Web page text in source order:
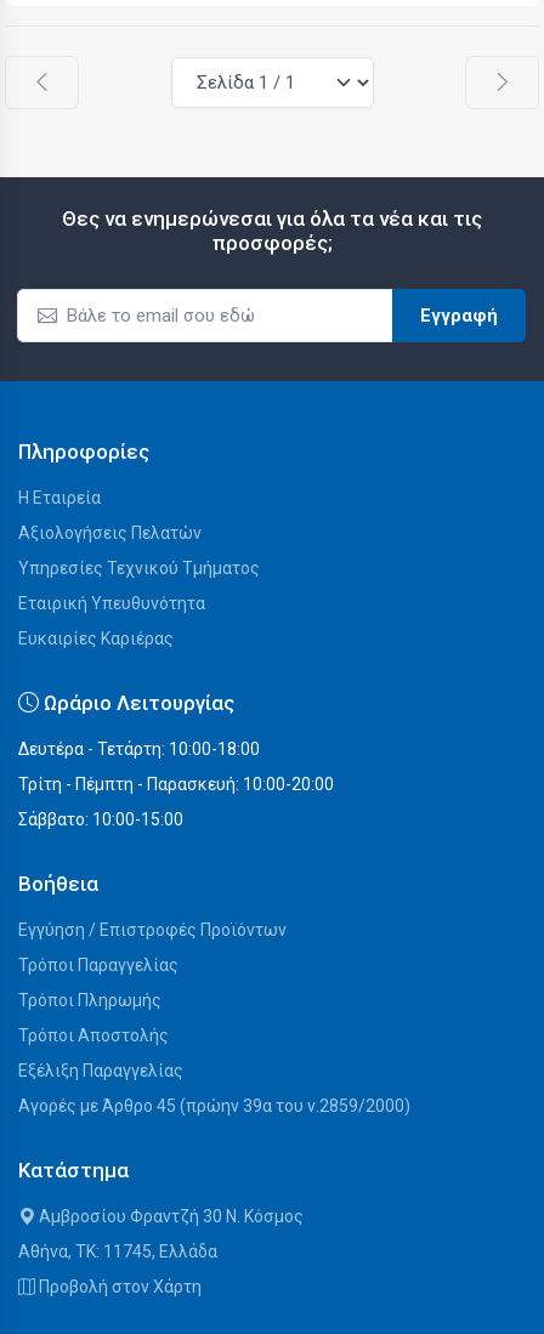
Θες να ενημερώνεσαι για όλα τα νέα και τις
προσφορές;
Εγγραφή
Πληροφορίες
Η Εταιρεία
Αξιολογήσεις Πελατών
Υπηρεσίες Τεχνικού Τμήματος
Εταιρική Υπευθυνότητα
Ευκαιρίες Καριέρας
Ωράριο Λειτουργίας
Δευτέρα - Τετάρτη: 10:00-18:00
Τρίτη - Πέμπτη - Παρασκευή: 10:00-20:00
Σάββατο: 10:00-15:00
Βοήθεια
Εγγύηση / Επιστροφές Προϊόντων
Τρόποι Παραγγελίας
Τρόποι Πληρωμής
Τρόποι Αποστολής
Εξέλιξη Παραγγελίας
Αγορές με Άρθρο 45 (πρώην 39α του ν.2859/2000)
Κατάστημα
Αμβροσίου Φραντζή 30 Ν. Κόσμος
Αθήνα, ΤΚ: 11745, Ελλάδα
Προβολή στον Χάρτη